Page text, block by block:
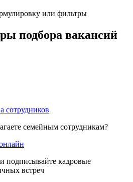
или фильтры
подбора вакансий
сотрудников
семейным сотрудникам?
подписывайте кадровые
встреч